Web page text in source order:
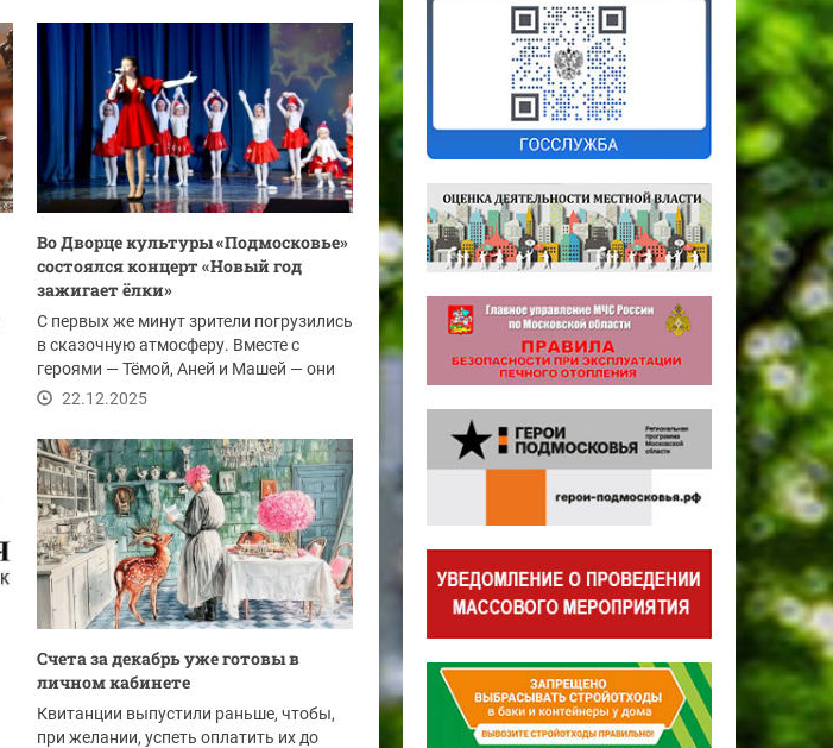
Во Дворце культуры «Подмосковье»
состоялся концерт «Новый год
зажигает ёлки»
С первых же минут зрители погрузились
в сказочную атмосферу. Вместе с
героями — Тёмой, Аней и Машей — они
отправились...
22.12.2025
Счета за декабрь уже готовы в
личном кабинете
Квитанции выпустили раньше, чтобы,
при желании, успеть оплатить их до